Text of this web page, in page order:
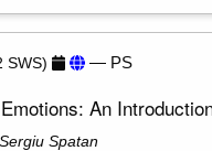
SWS) — PS
An
Sergiu Spatan